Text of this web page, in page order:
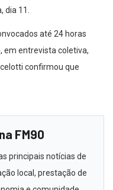
dia 11.
até 24 horas
em entrevista coletiva,
confirmou que
FM90
principais notícias de
local, prestação de